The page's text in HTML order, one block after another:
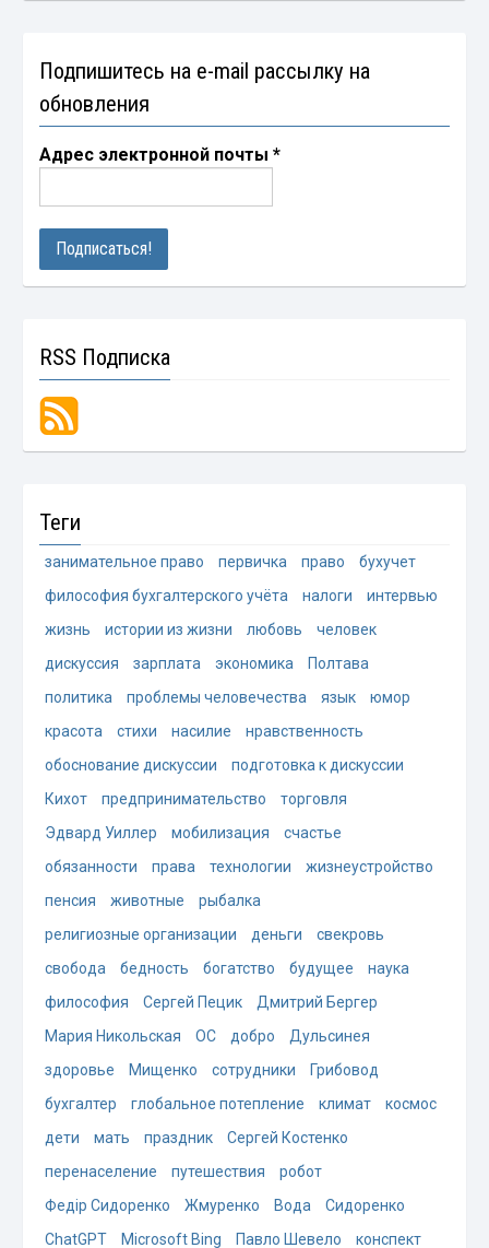
Подпишитесь на e-mail рассылку на
обновления
Адрес электронной почты*
RSS Подписка
Теги
занимательное право первичка право
бухучет
философия бухгалтерского учёта
налоги
интервью
жизнь
истории из жизни любовь
человек
дискуссия
зарплата экономика
Полтава
политика
проблемы человечества язык
юмор
красота
стихи насилие
нравственность
обоснование дискуссии
подготовка к дискуссии
Кихот
предпринимательство
торговля
Эдвард Уиллер
мобилизация
счастье
обязанности
права технологии
жизнеустройство
пенсия
животные
рыбалка
религиозные организации
деньги
свекровь
свобода
бедность богатство будущее
наука
философия
Сергей Пецик
Дмитрий Бергер
Мария Никольская
ОС добро
Дульсинея
здоровье
Мищенко сотрудники
Грибовод
бухгалтер
глобальное потепление климат
космос
дети
мать праздник
Сергей Костенко
перенаселение
путешествия
робот
Федір Сидоренко
Жмуренко Вода
Сидоренко
ChatGPT
Microsoft Bing Павло Шевело
конспект